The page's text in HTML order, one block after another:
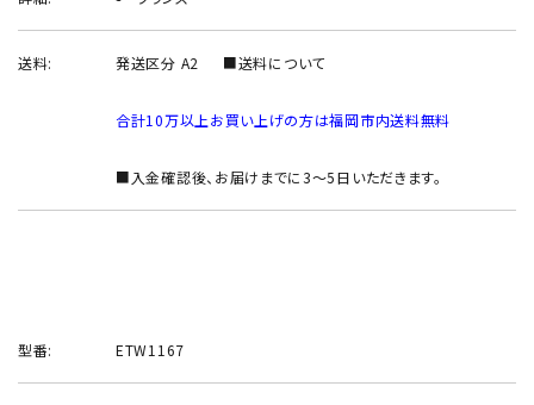
送料: 発送区分 A2 ■送料について
合計10万以上お買い上げの方は福岡市内送料無料
■入金確認後、お届けまでに3～5日いただきます。
型番: ETW1167